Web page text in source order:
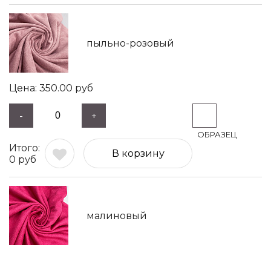
пыльно-розовый
350.00 руб
- +
0 руб
В корзину
малиновый